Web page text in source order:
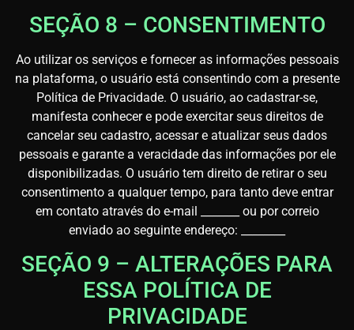
SEÇÃO 8 – CONSENTIMENTO
Ao utilizar os serviços e fornecer as informações pessoais
na plataforma, o usuário está consentindo com a presente
Política de Privacidade. O usuário, ao cadastrar-se,
manifesta conhecer e pode exercitar seus direitos de
cancelar seu cadastro, acessar e atualizar seus dados
pessoais e garante a veracidade das informações por ele
disponibilizadas. O usuário tem direito de retirar o seu
consentimento a qualquer tempo, para tanto deve entrar
em contato através do e-mail _______ ou por correio
enviado ao seguinte endereço: ________
SEÇÃO 9 – ALTERAÇÕES PARA
ESSA POLÍTICA DE
PRIVACIDADE